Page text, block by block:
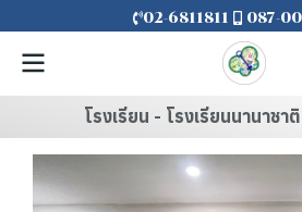
02-6811811 087-
โรงเรียน - โรงเรียนนานาชา